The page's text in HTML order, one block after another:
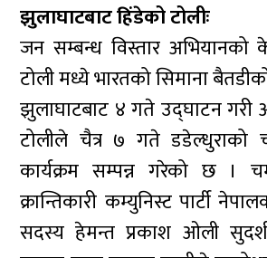
झुलाघाटबाट हिंडेको टोलीः
जन सम्बन्ध विस्तार अभियानको
टोली मध्ये भारतको सिमाना
झुलाघाटबाट ४ गते उद्घाटन गरी
टोलीले चैत्र ७ गते डडेल्धुराको
कार्यक्रम सम्पन्न गरेको छ ।
क्रान्तिकारी कम्युनिस्ट पार्टी
सदस्य हेमन्त प्रकाश ओली